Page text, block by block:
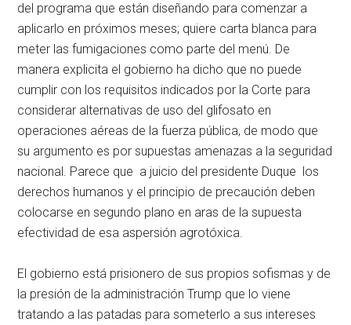
del programa que están diseñando para comenzar a
aplicarlo en próximos meses; quiere carta blanca para
meter las fumigaciones como parte del menú. De
manera explicita el gobierno ha dicho que no puede
cumplir con los requisitos indicados por la Corte para
considerar alternativas de uso del glifosato en
operaciones aéreas de la fuerza pública, de modo que
su argumento es por supuestas amenazas a la seguridad
nacional. Parece que a juicio del presidente Duque los
derechos humanos y el principio de precaución deben
colocarse en segundo plano en aras de la supuesta
efectividad de esa aspersión agrotóxica.
El gobierno está prisionero de sus propios sofismas y de
la presión de la administración Trump que lo viene
tratando a las patadas para someterlo a sus intereses